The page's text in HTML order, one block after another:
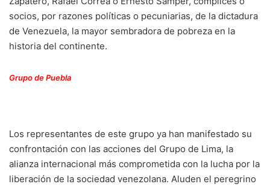
socios, por razones políticas o pecuniarias, de la dictadura
de Venezuela, la mayor sembradora de pobreza en la
historia del continente.
Grupo de Puebla
Los representantes de este grupo ya han manifestado su
confrontación con las acciones del Grupo de Lima, la
alianza internacional más comprometida con la lucha por la
liberación de la sociedad venezolana. Aluden el peregrino